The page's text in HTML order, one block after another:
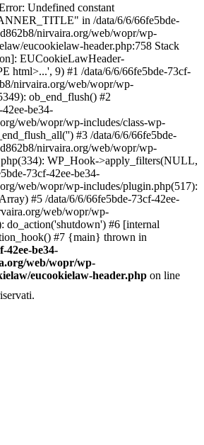
Undefined constant
in /data/6/6/66fe5bde-
nirvaira.org/web/wopr/wp-
eucookielaw-header.php:758 Stack
EUCookieLawHeader-
html>...', 9) #1 /data/6/6/66fe5bde-73cf-
nirvaira.org/web/wopr/wp-
ob_end_flush() #2
be34-
web/wopr/wp-includes/class-wp-
#3 /data/6/6/66fe5bde-
nirvaira.org/web/wopr/wp-
WP_Hook->apply_filters(NULL,
73cf-42ee-be34-
web/wopr/wp-includes/plugin.php(517):
#5 /data/6/6/66fe5bde-73cf-42ee-
web/wopr/wp-
do_action('shutdown') #6 [internal
#7 {main} thrown in
42ee-be34-
web/wopr/wp-
eucookielaw-header.php on line